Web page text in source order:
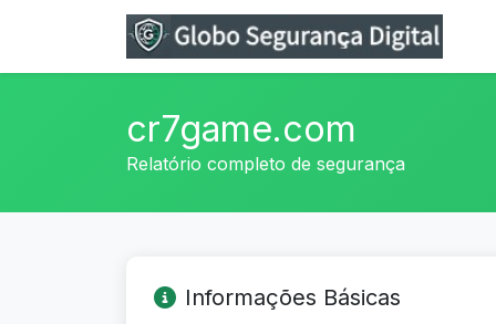
cr7game.com
Relatório completo de segurança
Informações Básicas